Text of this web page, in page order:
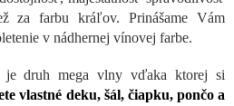
za farbu kráľov. Prinášame Vám
v nádhernej vínovej farbe.
je druh mega vlny vďaka ktorej si
vlastné deku, šál, čiapku, pončo a